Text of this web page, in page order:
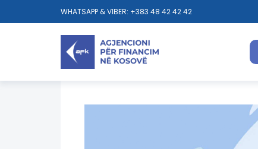
WHATSAPP & VIBER: +383 48 42 42 42